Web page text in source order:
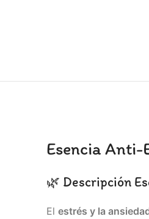
Esencia Anti-
🌿 Descripción
El estrés y la